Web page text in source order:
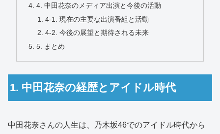
4. 中田花奈のメディア出演と今後の活動
4-1. 現在の主要な出演番組と活動
4-2. 今後の展望と期待される未来
5. まとめ
1. 中田花奈の経歴とアイドル時代
中田花奈さんの人生は、乃木坂46でのアイドル時代から